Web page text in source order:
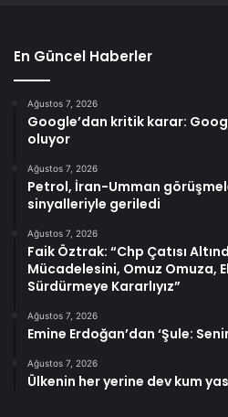
En Güncel Haberler
Ağustos 7, 2026
Google’dan kritik karar:
oluyor
Ağustos 7, 2026
Petrol, İran-Umman
sinyalleriyle geriledi
Ağustos 7, 2026
Faik Öztrak: “Chp Çatısı
Mücadelesini, Omuz Omuza,
Sürdürmeye Kararlıyız”
Ağustos 7, 2026
Emine Erdoğan’dan ‘Şule:
Ağustos 7, 2026
Ülkenin her yerine dev kum